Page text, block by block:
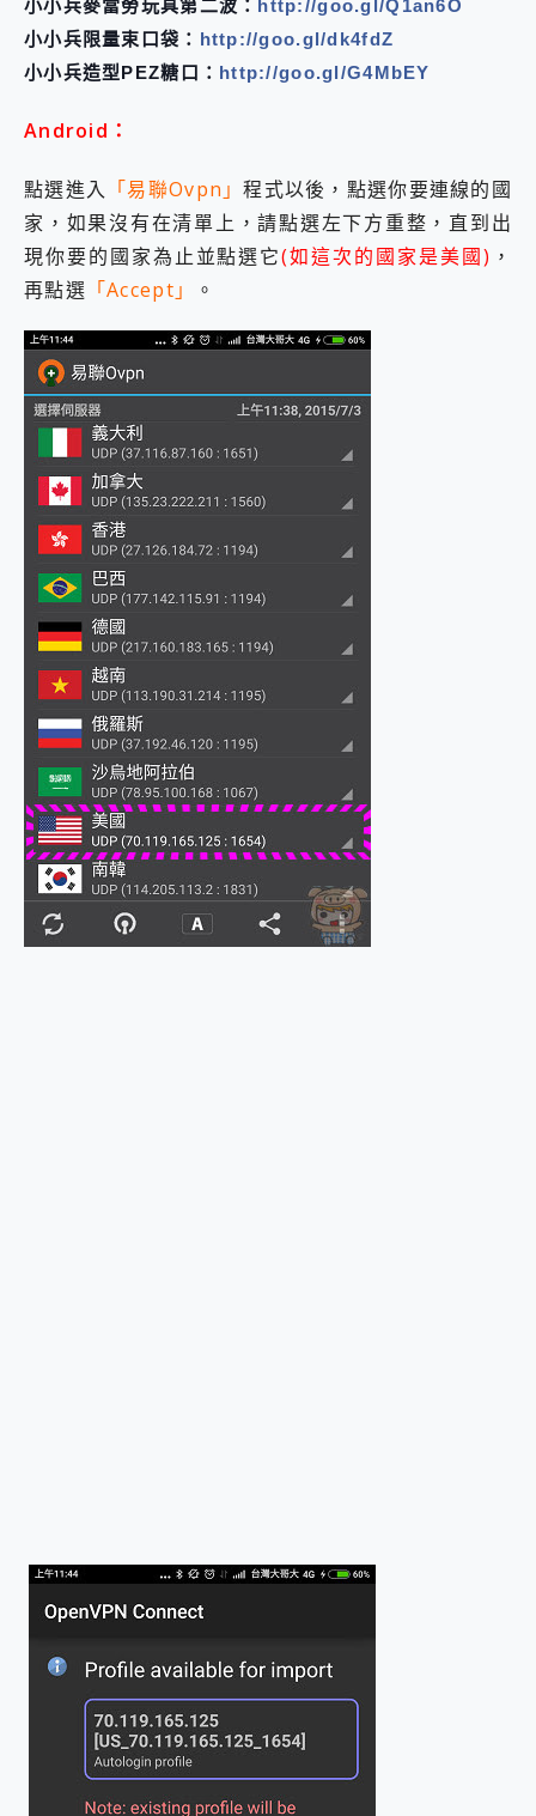
多個願望一次滿足 超強散熱 微星 MSI Claw A1M-026TW 電競掌機 開箱 評測
一吸完美對位 擁有超強吸力與超好用的隱磁支架 O-ONE MAG 最會吸的行動電源 開箱 評測
OPPO 哈蘇 300mm 專業增距鏡實測：Find X9 Ultra 光學長焦隨手拍，紀錄生活就是這麼簡單
Motorola edge 70 pro 及 moto g37 power上市，登錄在送飛利浦氣炸鍋
小小兵麥當勞玩具第二波： http://goo.gl/Q1an6O
小小兵限量束口袋： http://goo.gl/dk4fdZ
小小兵造型PEZ糖口： http://goo.gl/G4MbEY
Android：
點選進入 「易聯Ovpn」程式以後，點選你要連線的國
家，如果沒有在清單上，請點選左下方重整，直到出
現你要的國家為止並點選它(如這次的國家是美國) ，
再點選 「Accept」 。